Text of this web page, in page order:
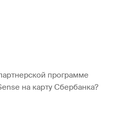
программе
на карту Сбербанка?